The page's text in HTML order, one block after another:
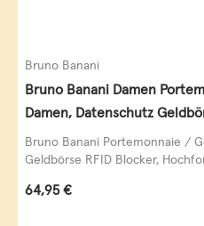
Bruno Banani
Bruno Banani Damen
Damen, Datenschutz
Querformat, echt Leder,
Bruno Banani Portemonnaie /
Geldbörse RFID Blocker,
Regulärer Preis:
64,95 €